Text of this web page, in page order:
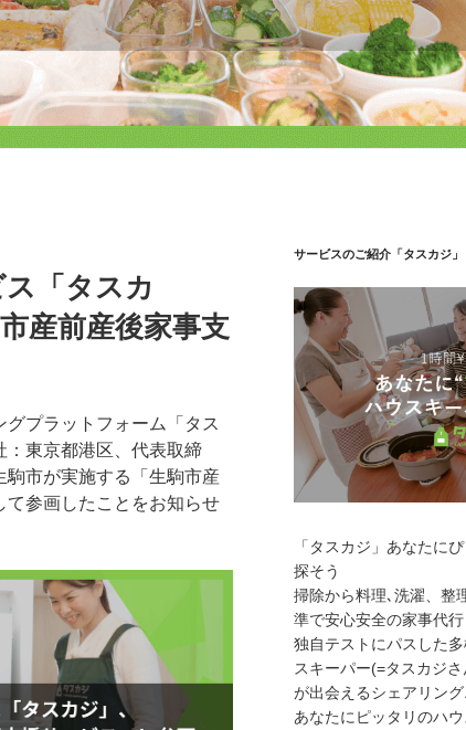
「タスカ
産前産後家事支
プラットフォーム「タス
：東京都港区、代表取締
市が実施する「生駒市産
参画したことをお知らせ
サービスのご紹介「タスカジ」
「タスカジ」あなたに
探そう
掃除から料理､洗濯、整
準で安心安全の家事代行
独自テストにパスした
スキーパー(=タスカジ
が出会えるシェアリン
あなたにピッタリのハ